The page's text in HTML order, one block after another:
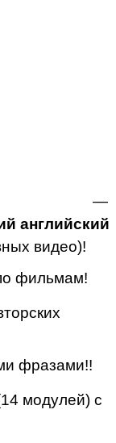
—
английский
видео)!
фильмам!
фразами!!
модулей) с